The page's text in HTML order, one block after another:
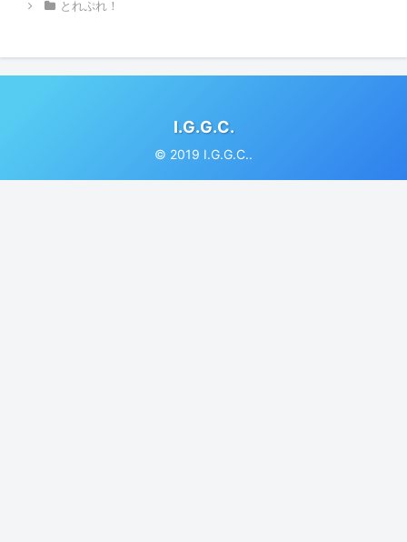
とれぷれ！
I.G.G.C.
© 2019 I.G.G.C..